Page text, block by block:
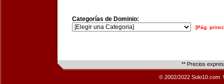
Categorías de Dominio:
[Pág.
** Precios
© 2002/2022 Solo10.com